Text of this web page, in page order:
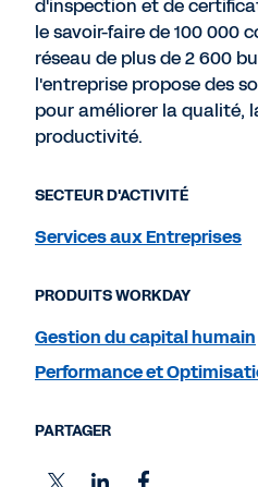
d'inspection et de
le savoir-faire de 100 000
réseau de plus de 2 600
l'entreprise propose des
pour améliorer la qualité,
productivité.
SECTEUR D'ACTIVITÉ
Services aux Entreprises
PRODUITS WORKDAY
Gestion du capital humain
Performance et
PARTAGER